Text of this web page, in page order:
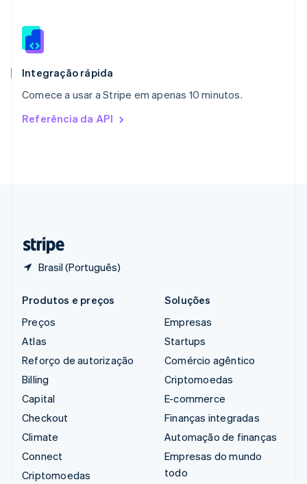
Integração rápida
Comece a usar a Stripe em apenas 10 minutos.
Referência da API
Brasil (Português)
RAE de Hong Kong, China
Reino Unido
English
English
English
Produtos e preços
Preços
Atlas
Reforço de autorização
Billing
Capital
Checkout
Climate
Connect
Criptomoedas
Soluções
Empresas
Startups
Comércio agêntico
Criptomoedas
E-commerce
Finanças integradas
Automação de finanças
Empresas do mundo
todo